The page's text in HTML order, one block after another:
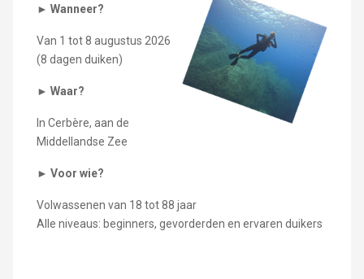
► Wanneer?
Van 1 tot 8 augustus 2026
(8 dagen duiken)
► Waar?
In Cerbère, aan de
Middellandse Zee
► Voor wie?
Volwassenen van 18 tot 88 jaar
Alle niveaus: beginners, gevorderden en ervaren duikers